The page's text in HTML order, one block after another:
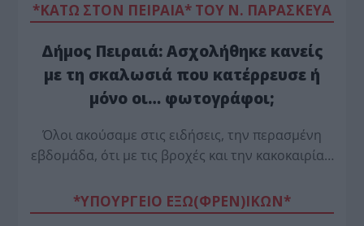
*ΚΑΤΩ ΣΤΟΝ ΠΕΙΡΑΙΑ* ΤΟΥ Ν. ΠΑΡΑΣΚΕΥΑ
Δήμος Πειραιά: Ασχολήθηκε κανείς
με τη σκαλωσιά που κατέρρευσε ή
μόνο οι… φωτογράφοι;
Όλοι ακούσαμε στις ειδήσεις, την περασμένη
εβδομάδα, ότι με τις βροχές και την κακοκαιρία…
*ΥΠΟΥΡΓΕΙΟ ΕΞΩ(ΦΡΕΝ)ΙΚΩΝ*